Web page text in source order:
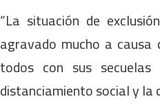
“La situación de
agravado mucho a
todos con sus
distanciamiento social y la